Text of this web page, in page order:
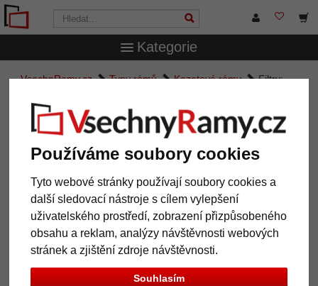
Používáme soubory cookies
Tyto webové stránky používají soubory cookies a
další sledovací nástroje s cílem vylepšení
uživatelského prostředí, zobrazení přizpůsobeného
obsahu a reklam, analýzy návštěvnosti webových
stránek a zjištění zdroje návštěvnosti.
Souhlasím
Kategorie
VsechnRamy.cz Typy rámů Kazetové rámy
Filtry:
Odstranit všechny filtry
Formát: 40x50
12 výrobek Oblíbenost
Galerie